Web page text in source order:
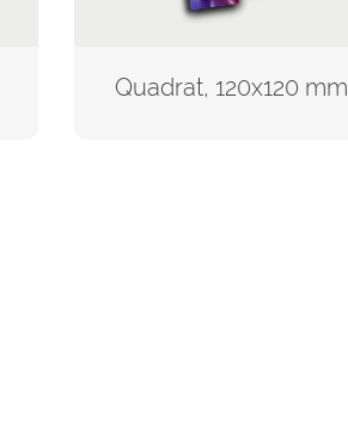
Quadrat, 120x120 mm